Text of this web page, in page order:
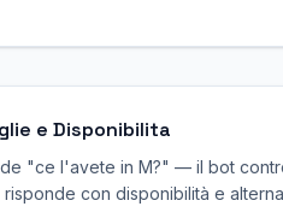
e Disponibilita
"ce l'avete in M?" — il bot
con disponibilità e